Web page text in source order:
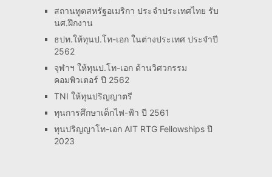
สถานทูตสหรัฐอเมริกา ประจำประเทศไทย รับ
นศ.ฝึกงาน
ธปท.ให้ทุนป.โท-เอก ในต่างประเทศ ประจำปี
2562
จุฬาฯ ให้ทุนป.โท-เอก ด้านวิศวกรรม
คอมพิวเตอร์ ปี 2562
TNI ให้ทุนปริญญาตรี
ทุนการศึกษาเด็กไฟ-ฟ้า ปี 2561
ทุนปริญญาโท-เอก AIT RTG Fellowships ปี
2023